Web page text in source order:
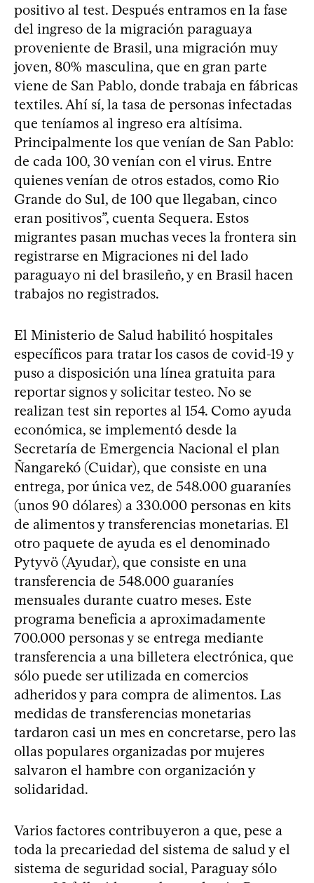
positivo al test. Después entramos en la fase
del ingreso de la migración paraguaya
proveniente de Brasil, una migración muy
joven, 80% masculina, que en gran parte
viene de San Pablo, donde trabaja en fábricas
textiles. Ahí sí, la tasa de personas infectadas
que teníamos al ingreso era altísima.
Principalmente los que venían de San Pablo:
de cada 100, 30 venían con el virus. Entre
quienes venían de otros estados, como Rio
Grande do Sul, de 100 que llegaban, cinco
eran positivos”, cuenta Sequera. Estos
migrantes pasan muchas veces la frontera sin
registrarse en Migraciones ni del lado
paraguayo ni del brasileño, y en Brasil hacen
trabajos no registrados.
El Ministerio de Salud habilitó hospitales
específicos para tratar los casos de covid-19 y
puso a disposición una línea gratuita para
reportar signos y solicitar testeo. No se
realizan test sin reportes al 154. Como ayuda
económica, se implementó desde la
Secretaría de Emergencia Nacional el plan
Ñangarekó (Cuidar), que consiste en una
entrega, por única vez, de 548.000 guaraníes
(unos 90 dólares) a 330.000 personas en kits
de alimentos y transferencias monetarias. El
otro paquete de ayuda es el denominado
Pytyvö (Ayudar), que consiste en una
transferencia de 548.000 guaraníes
mensuales durante cuatro meses. Este
programa beneficia a aproximadamente
700.000 personas y se entrega mediante
transferencia a una billetera electrónica, que
sólo puede ser utilizada en comercios
adheridos y para compra de alimentos. Las
medidas de transferencias monetarias
tardaron casi un mes en concretarse, pero las
ollas populares organizadas por mujeres
salvaron el hambre con organización y
solidaridad.
Varios factores contribuyeron a que, pese a
toda la precariedad del sistema de salud y el
sistema de seguridad social, Paraguay sólo